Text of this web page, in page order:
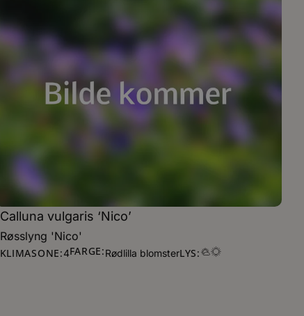
Calluna vulgaris ‘Nico’
Røsslyng 'Nico'
KLIMASONE:4FARGE:Rødlilla blomsterLYS: